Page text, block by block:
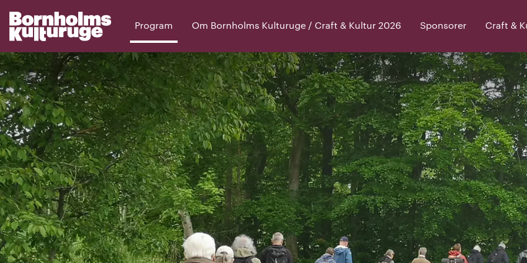
Program Om Bornholms Kulturuge / Craft & Kultur 2026 Sponsorer Craft &